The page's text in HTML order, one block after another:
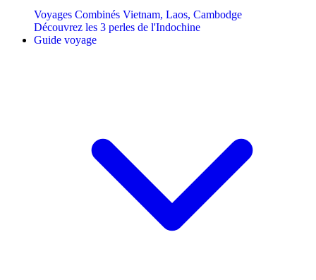
Voyages Combinés Vietnam, Laos, Cambodge
Découvrez les 3 perles de l'Indochine
Guide voyage